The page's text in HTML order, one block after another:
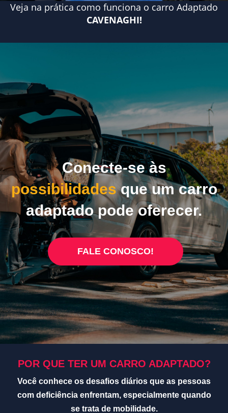
Veja na prática como funciona o carro Adaptado
CAVENAGHI!
Conecte-se às
possibilidadesque um carro
adaptado pode oferecer.
FALE CONOSCO!
POR QUE TER UM CARRO ADAPTADO?
Você conhece os desafios diários que as pessoas
com deficiência enfrentam, especialmente quando
se trata de mobilidade.